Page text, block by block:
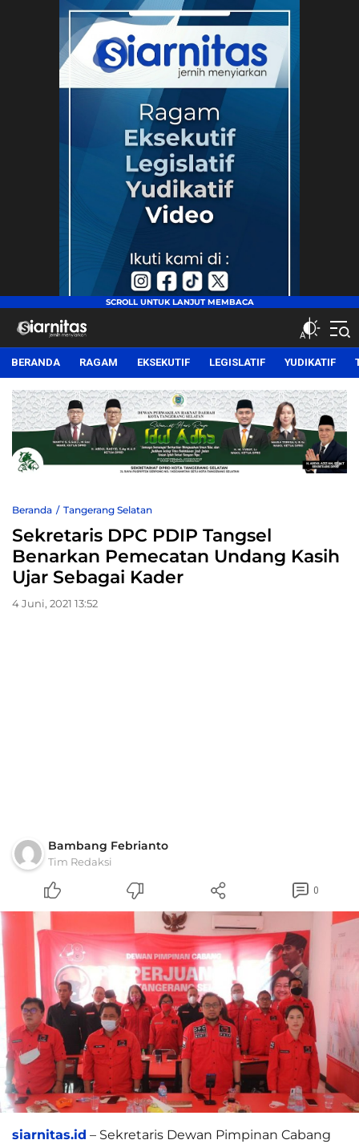
siarnitas
Jernih Menyiarkan
BERANDA RAGAM EKSEKUTIF LEGISLATIF YUDIKATIF
Beranda Tangerang Selatan
Sekretaris DPC PDIP Tangsel
Benarkan Pemecatan Undang Kasih
Ujar Sebagai Kader
4 Juni, 2021 13:52
Bambang Febrianto
Tim Redaksi
0
siarnitas.id – Sekretaris Dewan Pimpinan Cabang